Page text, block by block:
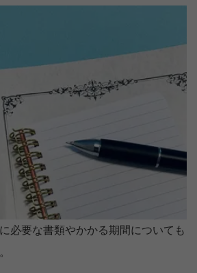
必要な書類やかかる期間についても